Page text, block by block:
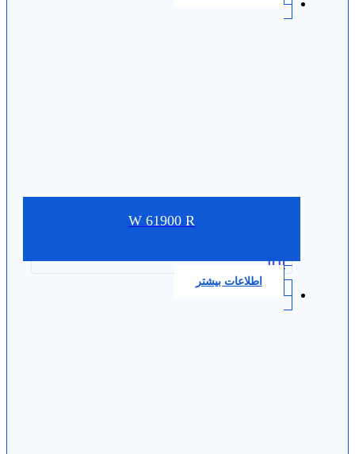
W 61900 R
0.0
اطلاعات بیشتر